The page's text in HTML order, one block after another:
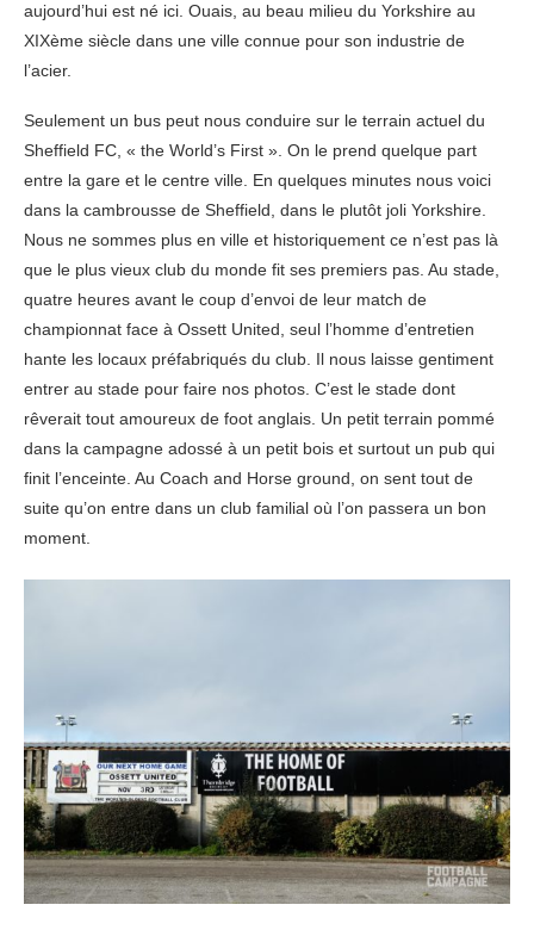
aujourd’hui est né ici. Ouais, au beau milieu du Yorkshire au
XIXème siècle dans une ville connue pour son industrie de
l’acier.
Seulement un bus peut nous conduire sur le terrain actuel du
Sheffield FC, « the World’s First ». On le prend quelque part
entre la gare et le centre ville. En quelques minutes nous voici
dans la cambrousse de Sheffield, dans le plutôt joli Yorkshire.
Nous ne sommes plus en ville et historiquement ce n’est pas là
que le plus vieux club du monde fit ses premiers pas. Au stade,
quatre heures avant le coup d’envoi de leur match de
championnat face à Ossett United, seul l’homme d’entretien
hante les locaux préfabriqués du club. Il nous laisse gentiment
entrer au stade pour faire nos photos. C’est le stade dont
rêverait tout amoureux de foot anglais. Un petit terrain pommé
dans la campagne adossé à un petit bois et surtout un pub qui
finit l’enceinte. Au Coach and Horse ground, on sent tout de
suite qu’on entre dans un club familial où l’on passera un bon
moment.